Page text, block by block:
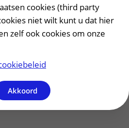
cookies (third party
niet wilt kunt u dat hier
zelf ook cookies om onze
Akkoord